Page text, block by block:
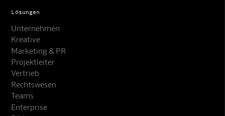
Lösungen
Unternehmen
Kreative
Marketing & PR
Projektleiter
Vertrieb
Rechtswesen
Teams
Enterprise